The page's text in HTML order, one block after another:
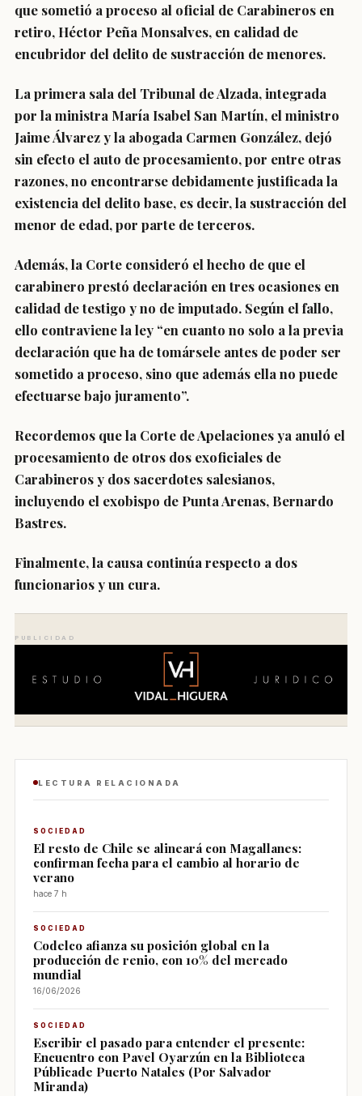
que sometió a proceso al oficial de Carabineros en
retiro, Héctor Peña Monsalves, en calidad de
encubridor del delito de sustracción de menores.
La primera sala del Tribunal de Alzada, integrada
por la ministra María Isabel San Martín, el ministro
Jaime Álvarez y la abogada Carmen González, dejó
sin efecto el auto de procesamiento, por entre otras
razones, no encontrarse debidamente justificada la
existencia del delito base, es decir, la sustracción del
menor de edad, por parte de terceros.
Además, la Corte consideró el hecho de que el
carabinero prestó declaración en tres ocasiones en
calidad de testigo y no de imputado. Según el fallo,
ello contraviene la ley “en cuanto no solo a la previa
declaración que ha de tomársele antes de poder ser
sometido a proceso, sino que además ella no puede
efectuarse bajo juramento”.
Recordemos que la Corte de Apelaciones ya anuló el
procesamiento de otros dos exoficiales de
Carabineros y dos sacerdotes salesianos,
incluyendo el exobispo de Punta Arenas, Bernardo
Bastres.
Finalmente,la causa continúa respecto a dos
funcionarios y un cura.
PUBLICIDAD
LECTURA RELACIONADA
SOCIEDAD
El resto de Chile se alineará con Magallanes:
confirman fecha para el cambio al horario de
verano
hace 7 h
SOCIEDAD
Codelco afianza su posición global en la
producción de renio, con 10% del mercado
mundial
16/06/2026
SOCIEDAD
Escribir el pasado para entender el presente:
Encuentro con Pavel Oyarzún en la Biblioteca
Públicade Puerto Natales (Por Salvador
Miranda)